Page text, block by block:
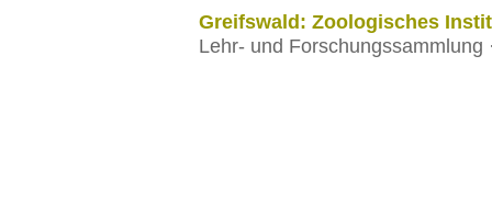
Greifswald: Zoologisches
Lehr- und Forschungssammlung